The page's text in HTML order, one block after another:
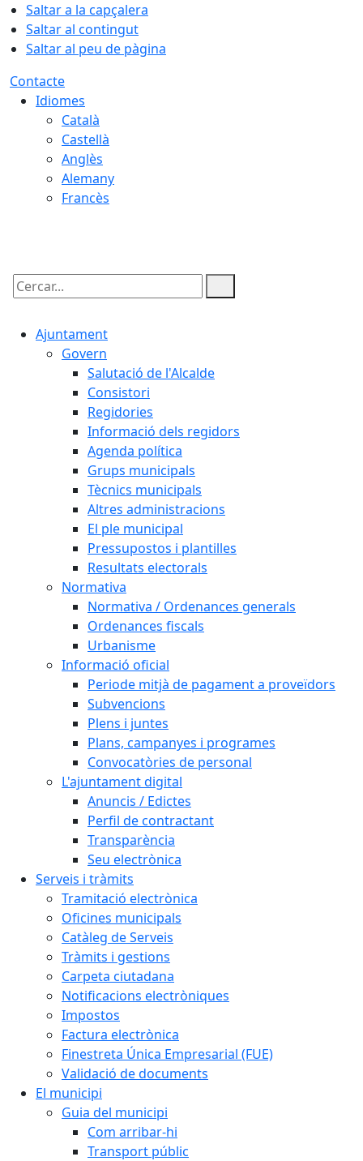
Saltar a la capçalera
Saltar al contingut
Saltar al peu de pàgina
Contacte
Idiomes
Català
Castellà
Anglès
Alemany
Francès
Cercar:
Ajuntament
Govern
Salutació de l'Alcalde
Consistori
Regidories
Informació dels regidors
Agenda política
Grups municipals
Tècnics municipals
Altres administracions
El ple municipal
Pressupostos i plantilles
Resultats electorals
Normativa
Normativa / Ordenances generals
Ordenances fiscals
Urbanisme
Informació oficial
Periode mitjà de pagament a proveïdors
Subvencions
Plens i juntes
Plans, campanyes i programes
Convocatòries de personal
L'ajuntament digital
Anuncis / Edictes
Perfil de contractant
Transparència
Seu electrònica
Serveis i tràmits
Tramitació electrònica
Oficines municipals
Catàleg de Serveis
Tràmits i gestions
Carpeta ciutadana
Notificacions electròniques
Impostos
Factura electrònica
Finestreta Única Empresarial (FUE)
Validació de documents
El municipi
Guia del municipi
Com arribar-hi
Transport públic